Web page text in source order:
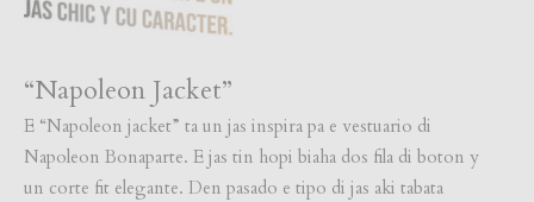
“Napoleon Jacket”
E “Napoleon jacket” ta un jas inspira pa e vestuario di
Napoleon Bonaparte. E jas tin hopi biaha dos fila di boton y
un corte fit elegante. Den pasado e tipo di jas aki tabata